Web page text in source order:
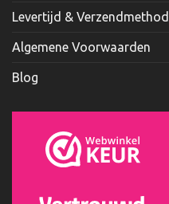
Levertijd &
Algemene Voorwaarden
Blog